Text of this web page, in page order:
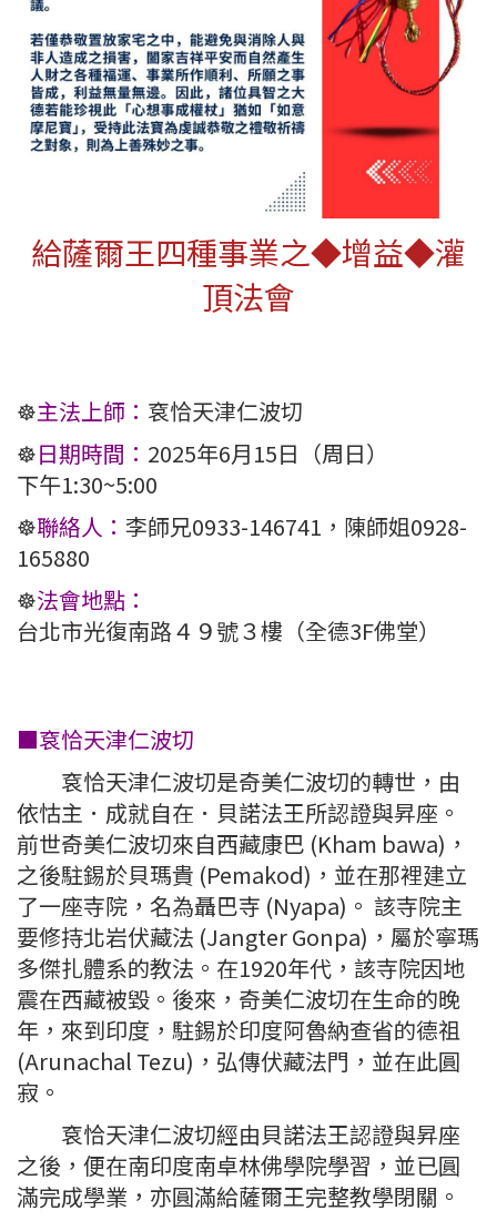
給薩爾王四種事業之◆增益◆灌
頂法會
☸️主法上師： 袞恰天津仁波切
☸️日期時間： 2025年6月15日（周日）
下午1:30~5:00
☸️聯絡人： 李師兄0933-146741，陳師姐0928-
165880
☸️法會地點：
台北市光復南路４９號３樓（全德3F佛堂）
■袞恰天津仁波切
袞恰天津仁波切是奇美仁波切的轉世，由
依怙主．成就自在．貝諾法王所認證與昇座。
前世奇美仁波切來自西藏康巴 (Kham bawa)，
之後駐錫於貝瑪貴 (Pemakod)，並在那裡建立
了一座寺院，名為聶巴寺 (Nyapa)。 該寺院主
要修持北岩伏藏法 (Jangter Gonpa)，屬於寧瑪
多傑扎體系的教法。在1920年代，該寺院因地
震在西藏被毀。後來，奇美仁波切在生命的晚
年，來到印度，駐錫於印度阿魯納查省的德祖
(Arunachal Tezu)，弘傳伏藏法門，並在此圓
寂。
袞恰天津仁波切經由貝諾法王認證與昇座
之後，便在南印度南卓林佛學院學習，並已圓
滿完成學業，亦圓滿給薩爾王完整教學閉關。